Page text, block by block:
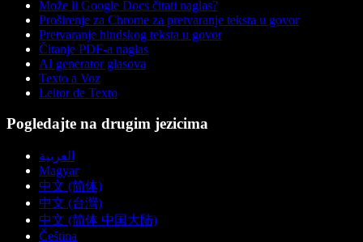
Može li Google Docs čitati naglas?
Proširenje za Chrome za pretvaranje teksta u govor
Pretvaranje hindskog teksta u govor
Čitanje PDF-a naglas
AI generator glasova
Texto a Voz
Leitor de Texto
Pogledajte na drugim jezicima
العربية
Magyar
中文 (简体)
中文 (台灣)
中文 (简体 中国大陆)
Čeština